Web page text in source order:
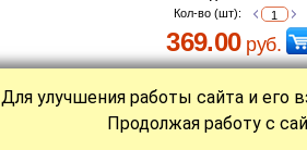
Кол-во (шт):
369.00руб.
Для улучшения работы сайта и его
Продолжая работу с
КАТАЛОГ | СТАТЬИ